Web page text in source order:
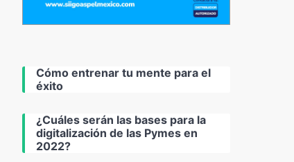
Cómo entrenar tu mente para el
éxito
¿Cuáles serán las bases para la
digitalización de las Pymes en
2022?